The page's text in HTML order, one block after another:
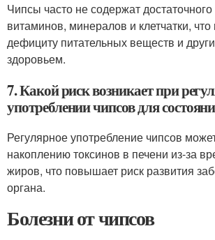
Чипсы часто не содержат достаточного
витаминов, минералов и клетчатки,
дефициту питательных веществ и
здоровьем.
7. Какой риск возникает при
употреблении чипсов для
Регулярное употребление чипсов
накоплению токсинов в печени из-за
жиров, что повышает риск развития
органа.
Болезни от чипсов